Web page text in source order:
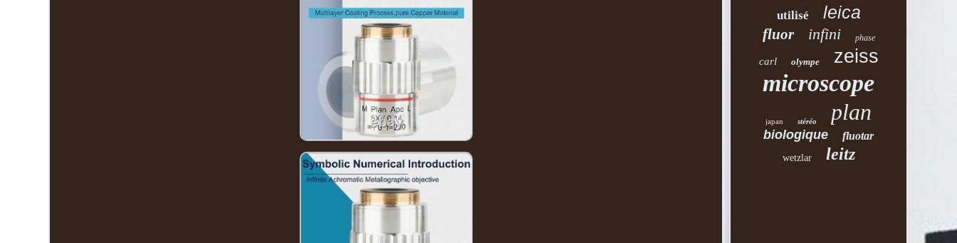
utilisé leica
fluor infini phase
carl olympe zeiss
microscope
japan stéréo plan
biologique fluotar
wetzlar leitz